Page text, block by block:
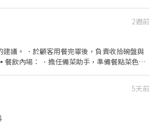
2週前
議。 ．於顧客用餐完畢後，負責收拾碗盤與
5天前